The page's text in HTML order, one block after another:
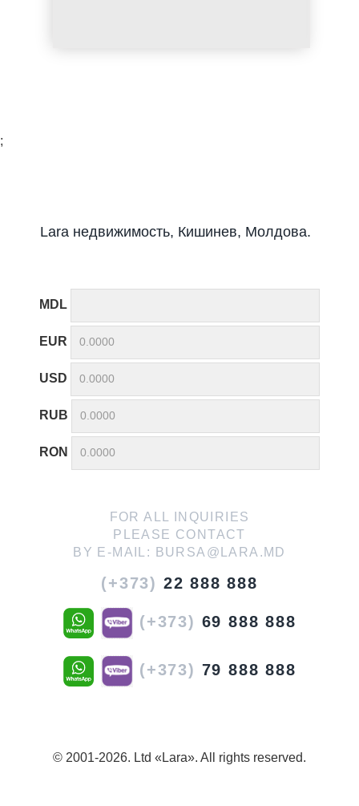
;
Lara недвижимость, Кишинев, Молдова.
MDL
EUR
USD
RUB
RON
FOR ALL INQUIRIES
PLEASE CONTACT
BY E-MAIL:
BURSA@LARA.MD
(+373) 22 888 888
(+373) 69 888 888
(+373) 79 888 888
© 2001-2026. Ltd «Lara». All rights reserved.